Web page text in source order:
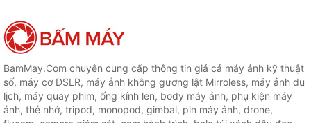
BamMay.Com chuyên cung cấp thông tin giá cả máy ảnh kỹ thuật
số, máy cơ DSLR, máy ảnh không gương lật Mirroless, máy ảnh du
lịch, máy quay phim, ống kính len, body máy ảnh, phụ kiện máy
ảnh, thẻ nhớ, tripod, monopod, gimbal, pin máy ảnh, drone,